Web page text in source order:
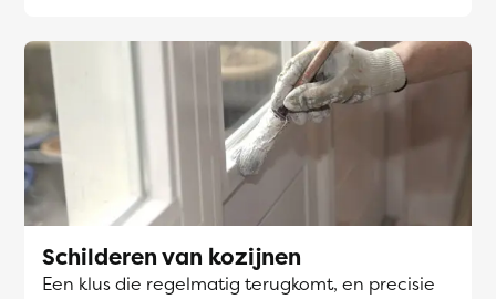
Schilderen van kozijnen
Een klus die regelmatig terugkomt, en precisie